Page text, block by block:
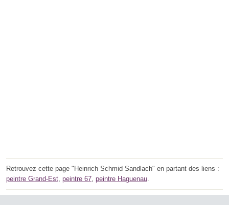
Retrouvez cette page "Heinrich Schmid Sandlach" en partant des liens :
peintre Grand-Est, peintre 67, peintre Haguenau.